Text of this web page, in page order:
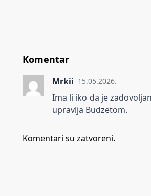
Komentar
Mrkii 15.05.2026.
Ima li iko da je
upravlja Budzetom.
Komentari su zatvoreni.